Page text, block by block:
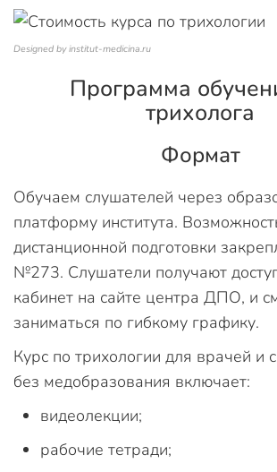
Designed by institut-medicina.ru
Программа
трихолога
Формат
Обучаем слушателей через
платформу института.
дистанционной подготовки
№273. Слушатели получают
кабинет на сайте центра ДПО, и
заниматься по гибкому графику.
Курс по трихологии для врачей и
без медобразования включает:
видеолекции;
рабочие тетради;